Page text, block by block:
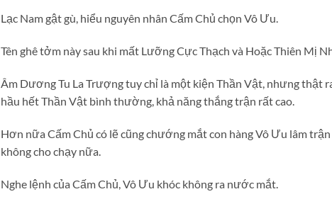
Lạc Nam gật gù, hiểu nguyên nhân Cấm Chủ chọn Vô Ưu.
Tên ghê tởm này sau khi mất Lưỡng Cực Thạch và Hoặc Thiên Mị
Âm Dương Tu La Trượng tuy chỉ là một kiện Thần Vật, nhưng thật
hầu hết Thần Vật bình thường, khả năng thắng trận rất cao.
Hơn nữa Cấm Chủ có lẽ cũng chướng mắt con hàng Vô Ưu lâm
không cho chạy nữa.
Nghe lệnh của Cấm Chủ, Vô Ưu khóc không ra nước mắt.